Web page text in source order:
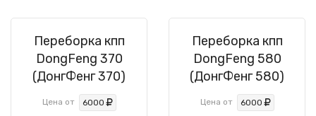
Переборка кпп
DongFeng 370
(ДонгФенг 370)
Цена от 6000
Переборка кпп
DongFeng 580
(ДонгФенг 580)
Цена от 6000